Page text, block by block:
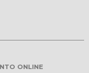
ONLINE